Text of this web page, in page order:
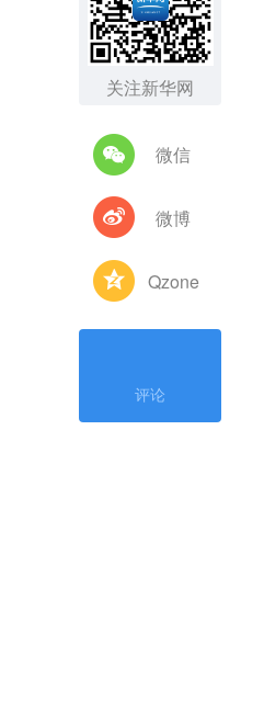
关注新华网
微信
微博
Qzone
评论